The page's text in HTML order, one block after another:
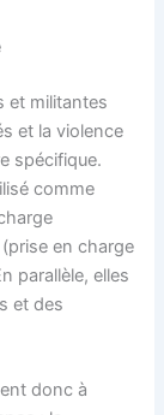
et militantes
et la violence
spécifique.
comme
en charge
parallèle, elles
et des
donc à